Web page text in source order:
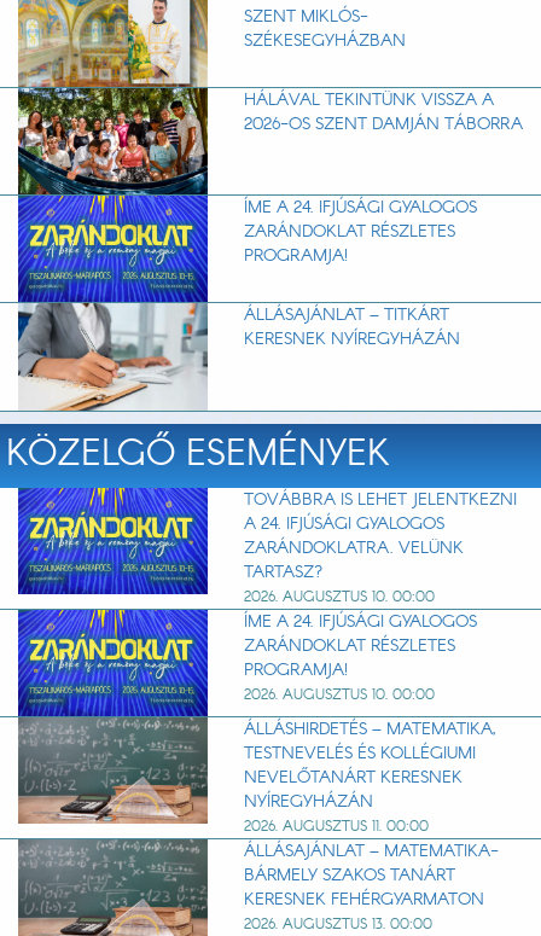
SZENT MIKLÓS-
SZÉKESEGYHÁZBAN
HÁLÁVAL TEKINTÜNK VISSZA A
2026-OS SZENT DAMJÁN TÁBORRA
ÍME A 24. IFJÚSÁGI GYALOGOS
ZARÁNDOKLAT RÉSZLETES
PROGRAMJA!
ÁLLÁSAJÁNLAT – TITKÁRT
KERESNEK NYÍREGYHÁZÁN
KÖZELGŐ ESEMÉNYEK
TOVÁBBRA IS LEHET JELENTKEZNI
A 24. IFJÚSÁGI GYALOGOS
ZARÁNDOKLATRA. VELÜNK
TARTASZ?
2026. AUGUSZTUS 10. 00:00
ÍME A 24. IFJÚSÁGI GYALOGOS
ZARÁNDOKLAT RÉSZLETES
PROGRAMJA!
2026. AUGUSZTUS 10. 00:00
ÁLLÁSHIRDETÉS – MATEMATIKA,
TESTNEVELÉS ÉS KOLLÉGIUMI
NEVELŐTANÁRT KERESNEK
NYÍREGYHÁZÁN
2026. AUGUSZTUS 11. 00:00
ÁLLÁSAJÁNLAT – MATEMATIKA-
BÁRMELY SZAKOS TANÁRT
KERESNEK FEHÉRGYARMATON
2026. AUGUSZTUS 13. 00:00